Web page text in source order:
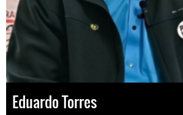
Eduardo Torres